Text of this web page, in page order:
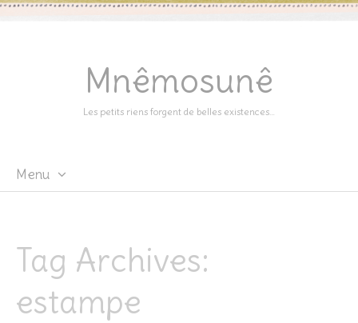
Mnêmosunê
Les petits riens forgent de belles existences…
Menu
Tag Archives:
estampe